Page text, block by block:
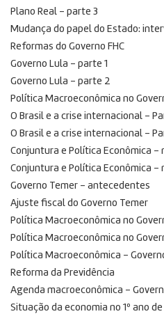
Plano Real – parte 3
Mudança do papel do Estado:
Reformas do Governo FHC
Governo Lula – parte 1
Governo Lula – parte 2
Política Macroeconômica no
O Brasil e a crise internacional –
O Brasil e a crise internacional –
Conjuntura e Política Econômica –
Conjuntura e Política Econômica –
Governo Temer – antecedentes
Ajuste fiscal do Governo Temer
Política Macroeconômica no
Política Macroeconômica no
Política Macroeconômica –
Reforma da Previdência
Agenda macroeconômica –
Situação da economia no 1º ano